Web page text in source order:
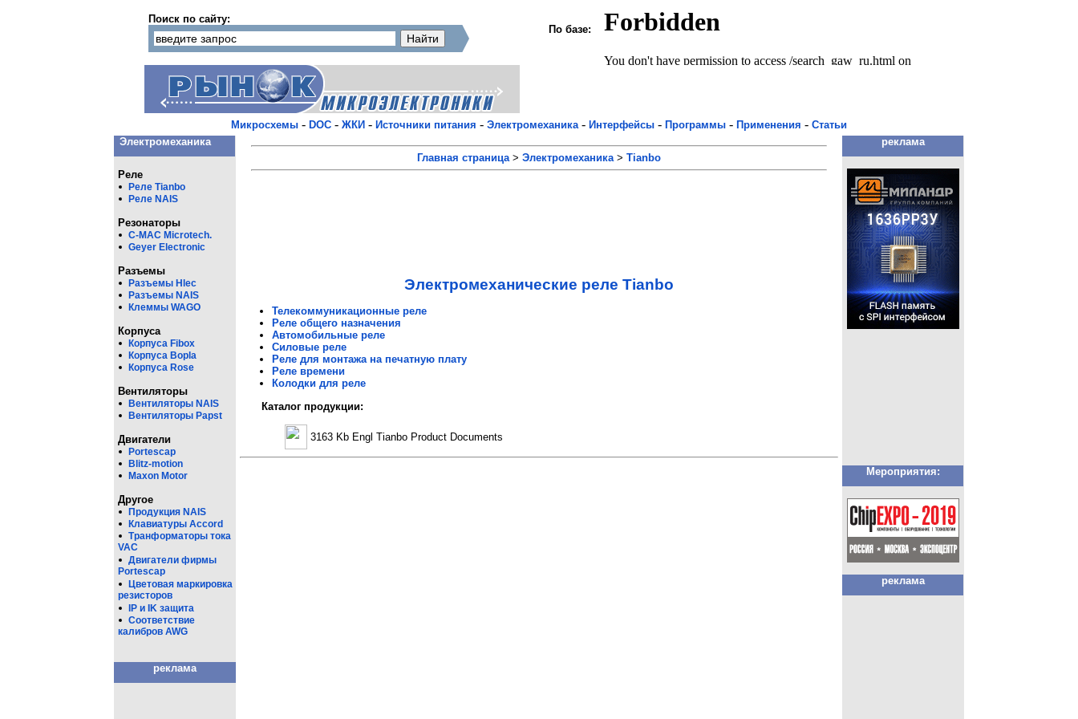
Поиск по сайту:
По базе:
Микросхемы - DOC - ЖКИ - Источники питания - Электромеханика - Интерфейсы - Программы - Применения - Статьи
Электромеханика
Реле
Реле Tianbo
Реле NAIS
Резонаторы
C-MAC Microtech.
Geyer Electronic
Разъемы
Разъемы Hlec
Разъемы NAIS
Клеммы WAGO
Корпуса
Корпуса Fibox
Корпуса Bopla
Корпуса Rose
Вентиляторы
Вентиляторы NAIS
Вентиляторы Papst
Двигатели
Portescap
Blitz-motion
Maxon Motor
Другое
Продукция NAIS
Клавиатуры Accord
Транформаторы тока
VAC
Двигатели фирмы
Portescap
Цветовая маркировка
резисторов
IP и IK защита
Соответствие
калибров AWG
реклама
Главная страница> Электромеханика> Tianbo
Электромеханические реле Tianbo
Телекоммуникационные реле
Реле общего назначения
Автомобильные реле
Силовые реле
Реле для монтажа на печатную плату
Реле времени
Колодки для реле
Каталог продукции:
3163 Kb Engl Tianbo Product Documents
реклама
Мероприятия:
реклама